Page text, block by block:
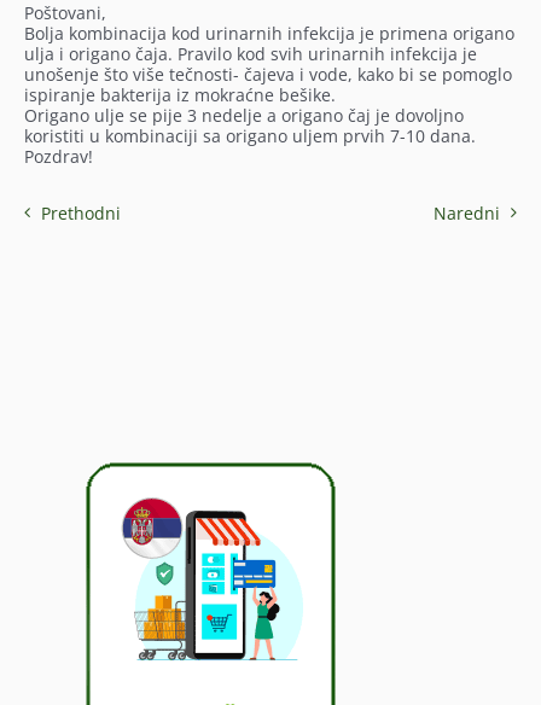
Poštovani,
Bolja kombinacija kod urinarnih infekcija je primena origano
ulja i origano čaja. Pravilo kod svih urinarnih infekcija je
unošenje što više tečnosti- čajeva i vode, kako bi se pomoglo
ispiranje bakterija iz mokraćne bešike.
Origano ulje se pije 3 nedelje a origano čaj je dovoljno
koristiti u kombinaciji sa origano uljem prvih 7-10 dana.
Pozdrav!
Prethodni Naredni